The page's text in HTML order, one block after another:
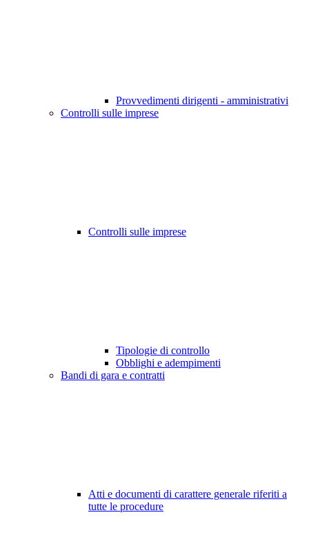
Provvedimenti dirigenti - amministrativi
Controlli sulle imprese
Controlli sulle imprese
Tipologie di controllo
Obblighi e adempimenti
Bandi di gara e contratti
Atti e documenti di carattere generale riferiti a
tutte le procedure